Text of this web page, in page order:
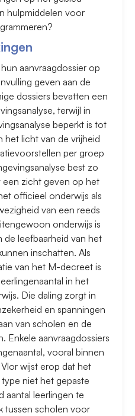
hulpmiddelen voor
aanvraagdossier op
geven aan de
dossiers bevatten een
terwijl in
beperkt is tot
het licht van de vrijheid
per groep
best zo
een zicht geven op het
officieel onderwijs als
van een reeds
onderwijs is
de leefbaarheid van het
inschatten. Als
van het M-decreet is
in het
Die daling zorgt in
en spanningen
van scholen en de
Enkele aanvraagdossiers
vooral binnen
wijst erop dat het
niet het gepaste
aantal leerlingen te
tussen scholen voor